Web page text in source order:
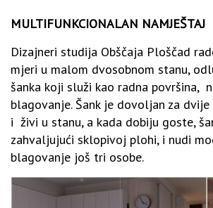
MULTIFUNKCIONALAN NAMJEŠTAJ
Dizajneri studija Obščaja Ploščad
mjeri u malom dvosobnom stanu,
šanka koji služi kao radna površina,
blagovanje. Šank je dovoljan za
i živi u stanu, a kada dobiju goste,
zahvaljujući sklopivoj plohi, i nudi
blagovanje još tri osobe.